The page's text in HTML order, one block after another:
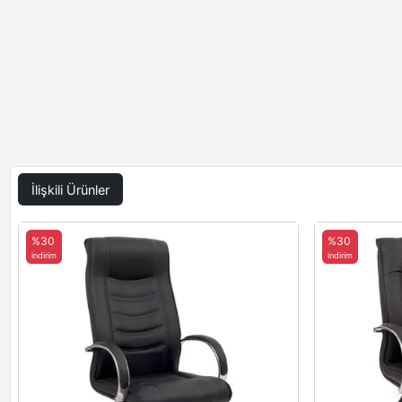
İlişkili Ürünler
%30
indirim
%30
indirim